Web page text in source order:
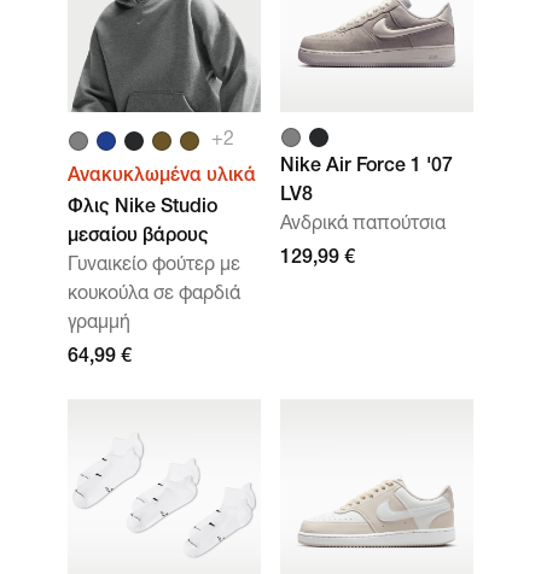
+2
Ανακυκλωμένα υλικά
Φλις Nike Studio
μεσαίου βάρους
Γυναικείο φούτερ με
κουκούλα σε φαρδιά
γραμμή
64,99 €
Nike Air Force 1 '07
LV8
Ανδρικά παπούτσια
129,99 €